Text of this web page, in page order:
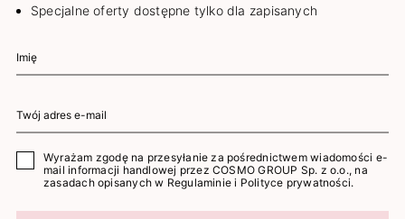
Specjalne oferty dostępne tylko dla zapisanych
Wyrażam zgodę na przesyłanie za pośrednictwem wiadomości e-
mail informacji handlowej przez COSMO GROUP Sp. z o.o., na
zasadach opisanych w Regulaminie i Polityce prywatności.